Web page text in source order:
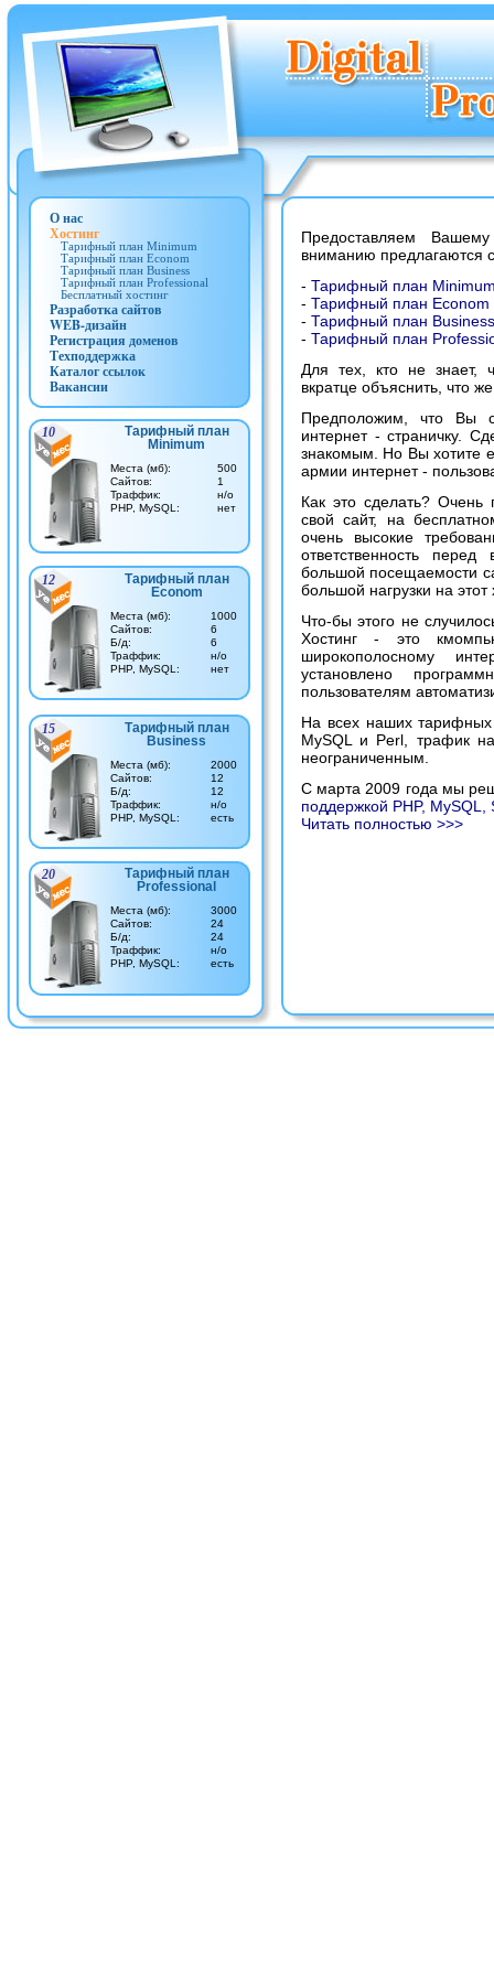
О нас
Хостинг
Тарифный план Minimum
Тарифный план Econom
Тарифный план Business
Тарифный план Professional
Бесплатный хостинг
Разработка сайтов
WEB-дизайн
Регистрация доменов
Техподдержка
Каталог ссылок
Вакансии
Предоставляем
вниманию
- Тарифный план
- Тарифный план Econom
- Тарифный план Business
- Тарифный план
Для тех, кто не знает,
вкратце объяснить, что
Предположим, что Вы
интернет - страничку.
знакомым. Но Вы хотите
армии интернет -
Как это сделать? Очень
свой сайт, на
очень высокие
ответственность
большой посещаемости
большой нагрузки на этот
Что-бы этого не
Хостинг - это
широкополосному
установлено
пользователям
На всех наших тарифных
MySQL и Perl, трафик
неограниченным.
С марта 2009 года мы
поддержкой PHP,
Читать полностью >>>
10
Тарифный план
Minimum
Места (мб):
Cайтов:
Траффик:
PHP, MySQL:
500
1
н/о
нет
12
Тарифный план
Econom
Места (мб):
Cайтов:
Б/д:
Траффик:
PHP, MySQL:
1000
6
6
н/о
нет
15
Тарифный план
Business
Места (мб):
Cайтов:
Б/д:
Траффик:
PHP, MySQL:
2000
12
12
н/о
есть
20
Тарифный план
Professional
Места (мб):
Cайтов:
Б/д:
Траффик:
PHP, MySQL:
3000
24
24
н/о
есть